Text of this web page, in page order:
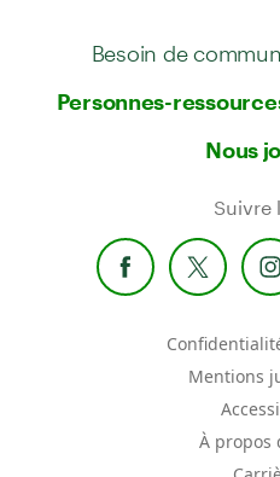
Besoin de
Personnes-
Nous
Suivre
Mentions
À propos